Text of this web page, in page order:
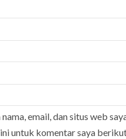
nama, email, dan situs web
untuk komentar saya